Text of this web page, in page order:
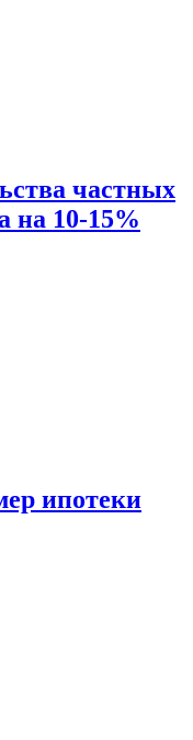
частных
на 10-15%
ипотеки